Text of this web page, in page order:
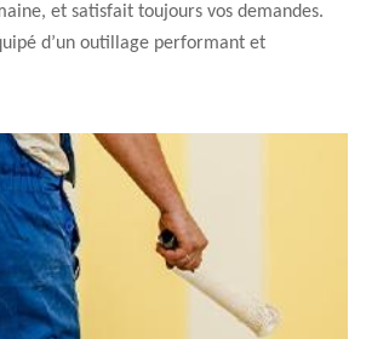
et satisfait toujours vos demandes.
d’un outillage performant et